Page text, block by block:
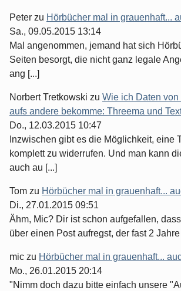
Peter zu Hörbücher mal in grauenhaft...
Sa., 09.05.2015 13:14
Mal angenommen, jemand hat sich
Seiten besorgt, die nicht ganz legale
ang [...]
Norbert Tretkowski zu Wie ich Daten
aufs andere bekomme: Threema und
Do., 12.03.2015 10:47
Inzwischen gibt es die Möglichkeit, eine
komplett zu widerrufen. Und man kann
auch au [...]
Tom zu Hörbücher mal in grauenhaft...
Di., 27.01.2015 09:51
Ähm, Mic? Dir ist schon aufgefallen,
über einen Post aufregst, der fast 2
mic zu Hörbücher mal in grauenhaft...
Mo., 26.01.2015 20:14
"Nimm doch dazu bitte einfach unsere